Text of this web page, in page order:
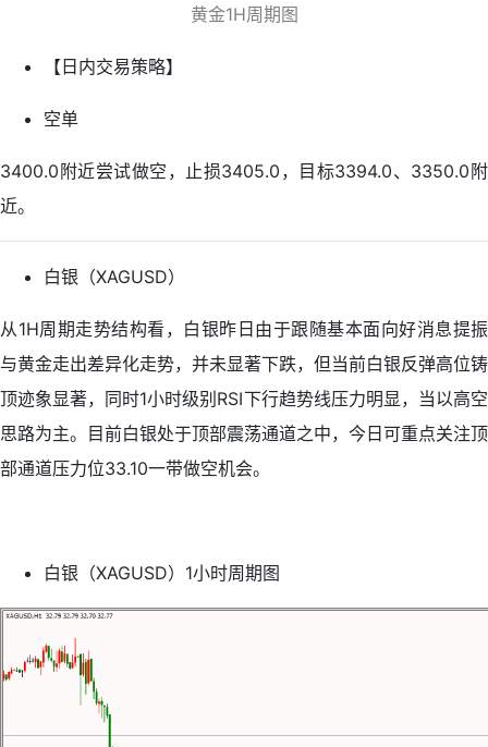
黄金1H周期图
【日内交易策略】
空单
3400.0附近尝试做空，止损3405.0，目标3394.0、3350.0附
近。
白银（XAGUSD）
从1H周期走势结构看，白银昨日由于跟随基本面向好消息提振
与黄金走出差异化走势，并未显著下跌，但当前白银反弹高位铸
顶迹象显著，同时1小时级别RSI下行趋势线压力明显，当以高空
思路为主。目前白银处于顶部震荡通道之中，今日可重点关注顶
部通道压力位33.10一带做空机会。
白银（XAGUSD）1小时周期图